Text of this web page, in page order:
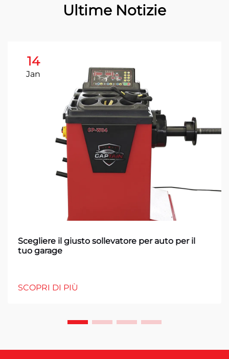
Ultime Notizie
14
Jan
Scegliere il giusto sollevatore per auto per il
tuo garage
SCOPRI DI PIÙ